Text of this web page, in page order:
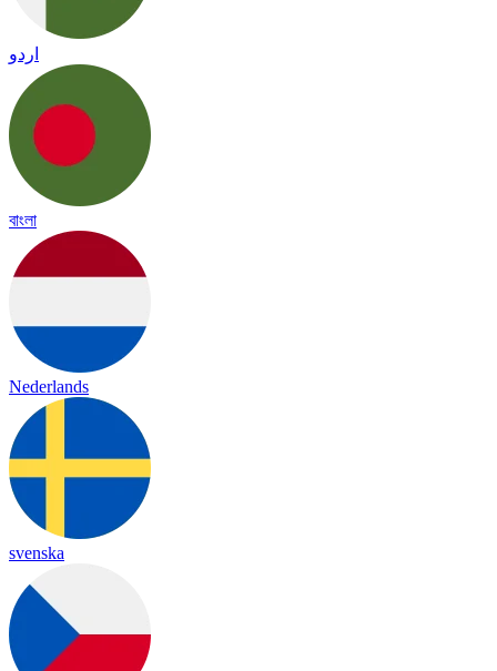
اردو
বাংলা
Nederlands
svenska